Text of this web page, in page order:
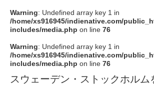
Warning: Undefined array key 1 in
/home/xs916945/indienative.com/
includes/media.php on line 76
Warning: Undefined array key 1 in
/home/xs916945/indienative.com/
includes/media.php on line 76
スウェーデン・ストックホルム